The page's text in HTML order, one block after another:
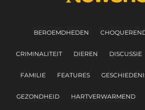
BEROEMDHEDEN
CRIMINALITEIT DIEREN DISCUSSIE
FAMILIE FEATURES
GEZONDHEID HARTVERWARMEND